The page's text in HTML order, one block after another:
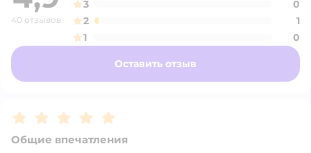
40 отзывов
3
0
2
1
1
0
Оставить отзыв
Рейтинг:5
Общие впечатления